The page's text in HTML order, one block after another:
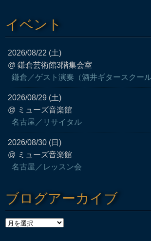
イベント
2026/08/22 (土)
@ 鎌倉芸術館3階集会室
鎌倉／ゲスト演奏（酒井ギタースクール
2026/08/29 (土)
@ ミューズ音楽館
名古屋／リサイタル
2026/08/30 (日)
@ ミューズ音楽館
名古屋／レッスン会
ブログアーカイブ